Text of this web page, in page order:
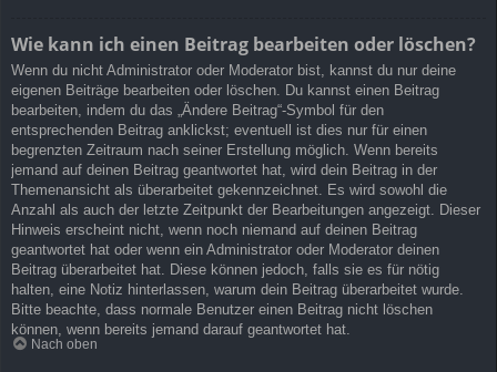
Wie kann ich einen Beitrag bearbeiten oder löschen?
Wenn du nicht Administrator oder Moderator bist, kannst du nur deine
eigenen Beiträge bearbeiten oder löschen. Du kannst einen Beitrag
bearbeiten, indem du das „Ändere Beitrag“-Symbol für den
entsprechenden Beitrag anklickst; eventuell ist dies nur für einen
begrenzten Zeitraum nach seiner Erstellung möglich. Wenn bereits
jemand auf deinen Beitrag geantwortet hat, wird dein Beitrag in der
Themenansicht als überarbeitet gekennzeichnet. Es wird sowohl die
Anzahl als auch der letzte Zeitpunkt der Bearbeitungen angezeigt. Dieser
Hinweis erscheint nicht, wenn noch niemand auf deinen Beitrag
geantwortet hat oder wenn ein Administrator oder Moderator deinen
Beitrag überarbeitet hat. Diese können jedoch, falls sie es für nötig
halten, eine Notiz hinterlassen, warum dein Beitrag überarbeitet wurde.
Bitte beachte, dass normale Benutzer einen Beitrag nicht löschen
können, wenn bereits jemand darauf geantwortet hat.
Nach oben